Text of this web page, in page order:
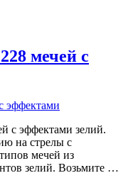
мечей с
с эффектами зелий.
на стрелы с
мечей из
зелий. Возьмите …